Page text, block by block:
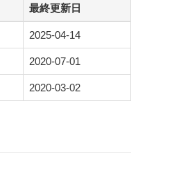
最終更新日
2025-04-14
2020-07-01
2020-03-02